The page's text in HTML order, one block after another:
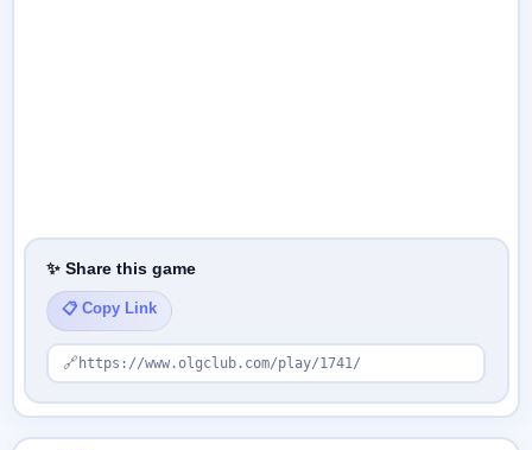
✨ Share this game
📋 Copy Link
🔗 https://www.olgclub.com/play/1741/